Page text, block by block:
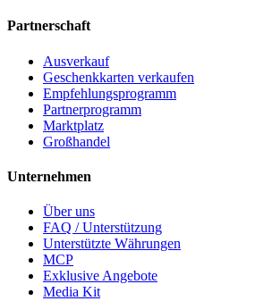
Partnerschaft
Ausverkauf
Geschenkkarten verkaufen
Empfehlungsprogramm
Partnerprogramm
Marktplatz
Großhandel
Unternehmen
Über uns
FAQ / Unterstützung
Unterstützte Währungen
MCP
Exklusive Angebote
Media Kit